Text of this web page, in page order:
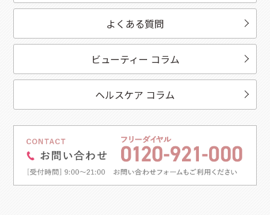
よくある質問
ビューティー コラム
ヘルスケア コラム